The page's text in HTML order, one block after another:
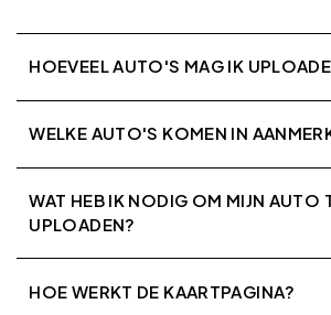
HOEVEEL AUTO'S MAG IK
WELKE AUTO'S KOMEN IN
WAT HEB IK NODIG OM MIJN AUTO
UPLOADEN?
HOE WERKT DE KAARTPAGINA?